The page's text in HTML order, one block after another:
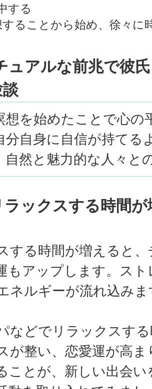
する
することから始め、徐々に
ュアルな前兆で彼
想を始めたことで心の
分自身に自信が持て
自然と魅力的な人々と
ラックスする時間
する時間が増えると
もアップします。ス
ネルギーが流れ込みま
などでリラックスす
が整い、恋愛運が高
ことが、新しい出会